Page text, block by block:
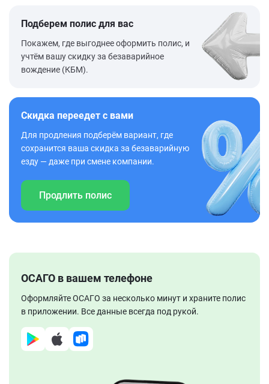
Подберем полис для вас
Покажем, где выгоднее оформить полис, и
учтём вашу скидку за безаварийное
вождение (КБМ).
Скидка переедет с вами
Для продления подберём вариант, где
сохранится ваша скидка за безаварийную
езду — даже при смене компании.
Продлить полис
ОСАГО в вашем телефоне
Оформляйте ОСАГО за несколько минут и храните полис
в приложении. Все данные всегда под рукой.